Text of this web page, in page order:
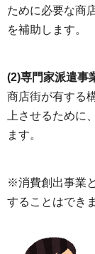
ために必要な商
を補助します。
(2)専門家派遣事
商店街が有する
上させるために
ます。
※消費創出事業
することはでき